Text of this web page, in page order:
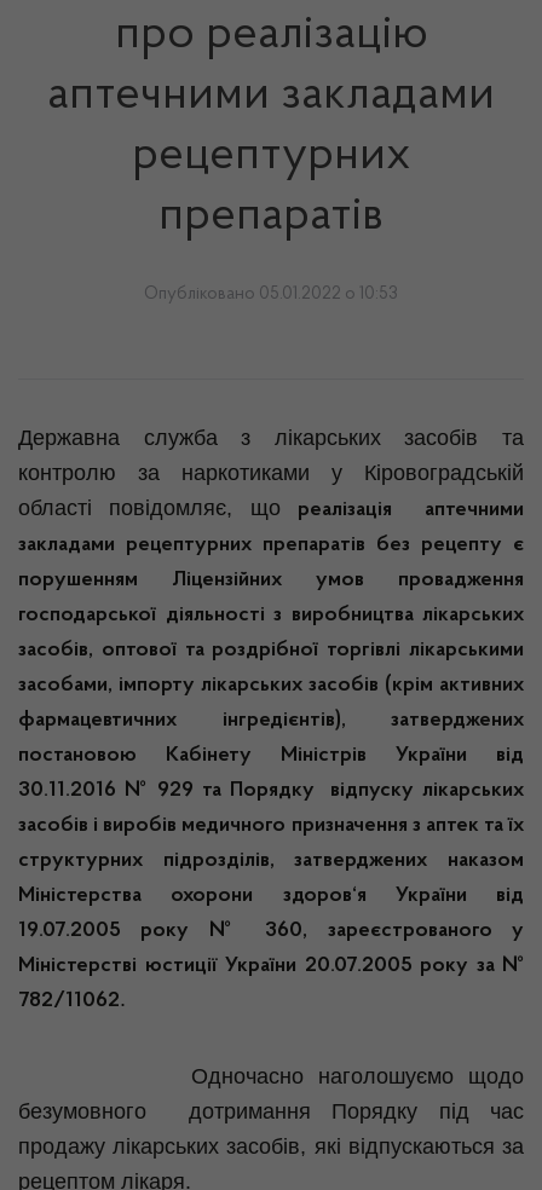
про реалізацію
аптечними закладами
рецептурних
препаратів
Опубліковано 05.01.2022 о 10:53
Державна служба з лікарських засобів та
контролю за наркотиками у Кіровоградській
області повідомляє, що реалізація аптечними
закладами рецептурних препаратів без рецепту є
порушенням Ліцензійних умов провадження
господарської діяльності з виробництва лікарських
засобів, оптової та роздрібної торгівлі лікарськими
засобами, імпорту лікарських засобів (крім активних
фармацевтичних інгредієнтів), затверджених
постановою Кабінету Міністрів України від
30.11.2016 № 929 та Порядку відпуску лікарських
засобів і виробів медичного призначення з аптек та їх
структурних підрозділів, затверджених наказом
Міністерства охорони здоров‘я України від
19.07.2005 року № 360, зареєстрованого у
Міністерстві юстиції України 20.07.2005 року за №
782/11062.
Одночасно наголошуємо щодо
безумовного дотримання Порядку під час
продажу лікарських засобів, які відпускаються за
рецептом лікаря.